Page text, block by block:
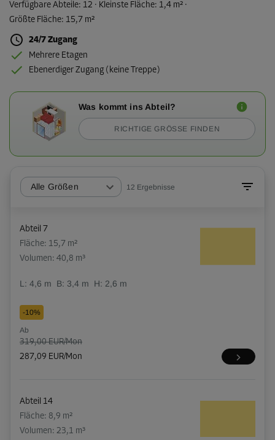
Verfügbare Abteile: 12 · Kleinste Fläche: 1,4 m² ·
Größte Fläche: 15,7 m²
24/7 Zugang
Mehrere Etagen
Ebenerdiger Zugang (keine Treppe)
Was kommt ins Abteil?
RICHTIGE GRÖSSE FINDEN
Alle Größen 12 Ergebnisse
Abteil 7
Fläche: 15,7 m²
Volumen: 40,8 m³
L: 4,6 m B: 3,4 m H: 2,6 m
-10%
Ab
319,00 EUR/Mon
287,09 EUR/Mon
Abteil 14
Fläche: 8,9 m²
Volumen: 23,1 m³